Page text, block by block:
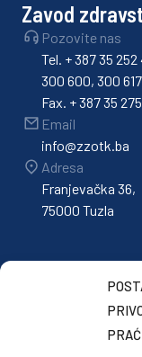
Zavod
Pozovite nas
Tel. + 387 35 252
300 600, 300 617
Fax. + 387 35
Email
info@zzotk.ba
Adresa
Franjevačka 36,
75000 Tuzla